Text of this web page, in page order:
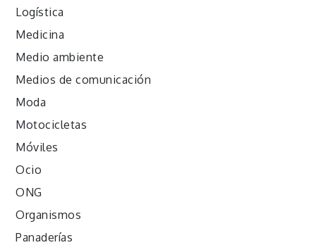
Logística
Medicina
Medio ambiente
Medios de comunicación
Moda
Motocicletas
Móviles
Ocio
ONG
Organismos
Panaderías